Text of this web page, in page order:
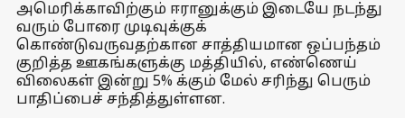
அமெரிக்காவிற்கும் ஈரானுக்கும் இடையே நடந்து
வரும் போரை முடிவுக்குக்
கொண்டுவருவதற்கான சாத்தியமான ஒப்பந்தம்
குறித்த ஊகங்களுக்கு மத்தியில், எண்ணெய்
விலைகள் இன்று 5% க்கும் மேல் சரிந்து பெரும்
பாதிப்பைச் சந்தித்துள்ளன.